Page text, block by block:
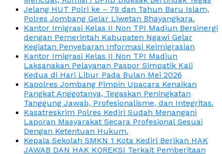
Jelang HUT Polri ke – 79 dan Tahun Baru Islam,
Polres Jombang Gelar Liwetan Bhayangkara.
Kantor Imigrasi Kelas II Non TPI Madiun Bersinergi
dengan Pemerintah Kabupaten Ngawi Gelar
Kegiatan Penyebaran Informasi Keimigrasian
Kantor Imigrasi Kelas II Non TPI Madiun
Laksanakan Pelayanan Paspor Simpatik Kali
Kedua di Hari Libur Pada Bulan Mei 2026
Kapolres Jombang Pimpin Upacara Kenaikan
Pangkat Anggotanya, Tegaskan Peningkatan
Tanggung Jawab, Profesionalisme, dan Integritas.
Kasatreskrim Polres Kediri Sudah Menangani
Laporan Masyarakat Secara Profesional Sesuai
Dengan Ketentuan Hukum.
Kepala Sekolah SMKN 1 Kota Kediri Berikan HAK
JAWAB DAN HAK KOREKSI Terkait Pemberitaan